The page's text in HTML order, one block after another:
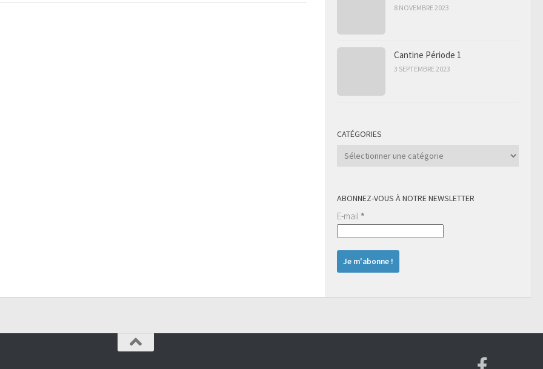
8 NOVEMBRE 2023
Cantine Période 1
3 SEPTEMBRE 2023
CATÉGORIES
Catégories
ABONNEZ-VOUS À NOTRE NEWSLETTER
E-mail *